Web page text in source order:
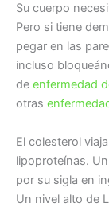
Su cuerpo
Pero si tiene
pegar en las
incluso
de enfermedad
otras
El colesterol
lipoproteínas.
por su sigla en
Un nivel alto de